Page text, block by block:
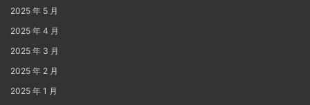
2025 年 5 月
2025 年 4 月
2025 年 3 月
2025 年 2 月
2025 年 1 月